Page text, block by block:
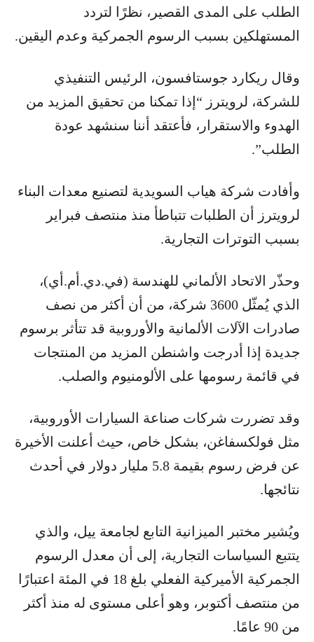
الطلب على المدى القصير، نظرًا لتردد
المستهلكين بسبب الرسوم الجمركية وعدم اليقين.
وقال ريكارد جوستافسون، الرئيس التنفيذي
للشركة، لرويترز “إذا تمكنا من تحقيق المزيد من
الهدوء والاستقرار، فأعتقد أننا سنشهد عودة
الطلب”.
وأفادت شركة هياب السويدية لتصنيع معدات البناء
لرويترز أن الطلبات تتباطأ منذ منتصف فبراير
بسبب التوترات التجارية.
وحذّر الاتحاد الألماني للهندسة (في.دي.أم.أي)،
الذي يُمثّل 3600 شركة، من أن أكثر من نصف
صادرات الآلات الألمانية والأوروبية قد تتأثر برسوم
جديدة إذا أدرجت واشنطن المزيد من المنتجات
في قائمة رسومها على الألومنيوم والصلب.
وقد تضررت شركات صناعة السيارات الأوروبية،
مثل فولكسفاغن، بشكل خاص، حيث أعلنت الأخيرة
عن فرض رسوم بقيمة 5.8 مليار دولار في أحدث
نتائجها.
ويُشير مختبر الميزانية التابع لجامعة ييل، والذي
يتتبع السياسات التجارية، إلى أن معدل الرسوم
الجمركية الأميركية الفعلي بلغ 18 في المئة اعتبارًا
من منتصف أكتوبر، وهو أعلى مستوى له منذ أكثر
من 90 عامًا.